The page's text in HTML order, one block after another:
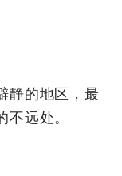
静的地区，最
远处。